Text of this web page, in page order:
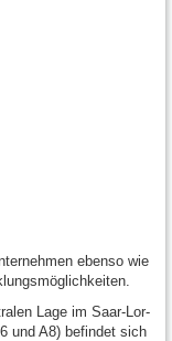
ebenso wie
Lage im Saar-Lor-
und A8) befindet sich